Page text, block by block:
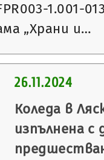
1.001-
„Храни и…
26.11.2024
Коледа в
изпълнена с